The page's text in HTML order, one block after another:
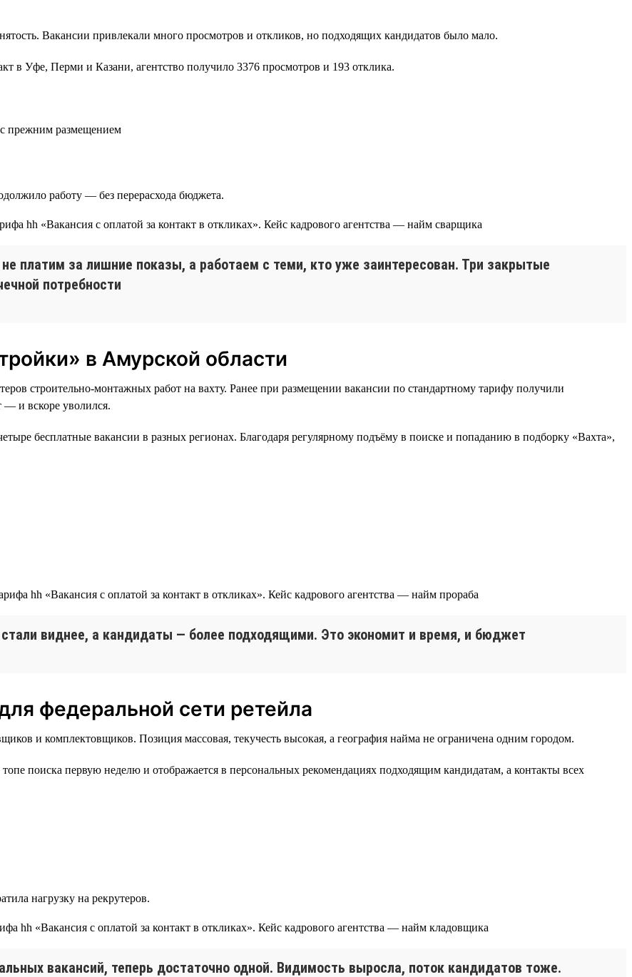
Вакансии привлекали много просмотров и откликов, но подходящих кандидатов было мало.
в Уфе, Перми и Казани, агентство получило 3376 просмотров и 193 отклика.
прежним размещением
работу — без перерасхода бюджета.
платим за лишние показы, а работаем с теми, кто уже заинтересован. Три закрытые
потребности
в Амурской области
строительно-монтажных работ на вахту. Ранее при размещении вакансии по стандартному тарифу получили
— и вскоре уволился.
бесплатные вакансии в разных регионах. Благодаря регулярному подъёму в поиске и попаданию в подборку «Вахта»,
виднее, а кандидаты — более подходящими. Это экономит и время, и бюджет
федеральной сети ретейла
и комплектовщиков. Позиция массовая, текучесть высокая, а география найма не ограничена одним городом.
поиска первую неделю и отображается в персональных рекомендациях подходящим кандидатам, а контакты всех
нагрузку на рекрутеров.
вакансий, теперь достаточно одной. Видимость выросла, поток кандидатов тоже.